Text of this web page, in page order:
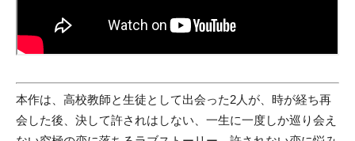
本作は、高校教師と生徒として出会った2人が、時が経ち再
会した後、決して許されはしない、一生に一度しか巡り会え